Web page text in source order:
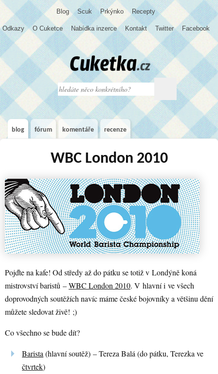
Blog Scuk Prkýnko Recepty
Odkazy O Cuketce Nabídka inzerce Kontakt Twitter Facebook
blog fórum komentáře recenze
WBC London 2010
Pojďte na kafe! Od středy až do pátku se totiž v Londýně koná
mistrovství baristů –WBC London 2010. V hlavní i ve všech
doprovodných soutěžích navíc máme české bojovníky a většinu dění
můžete sledovat živě! ;)
Co všechno se bude dít?
Barista (hlavní soutěž) – Tereza Balá (do pátku, Terezka ve
čtvrtek)